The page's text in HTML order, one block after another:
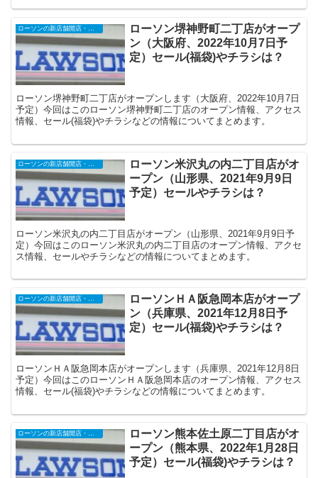
ローソンの新店舗開店・オープンセール
ローソン堺神野町二丁店がオープ
ン（大阪府、2022年10月7日予
定）セール(福袋)やチラシは？
ローソン堺神野町二丁店がオープンします（大阪府、2022年10月7日
予定）今回はこのローソン堺神野町二丁店のオープン情報、アクセス
情報、セール(福袋)やチラシなどの情報についてまとめます。
ローソン米沢丸の内二丁目店がオ
ープン（山形県、2021年9月9日
予定）セールやチラシは？
ローソン米沢丸の内二丁目店がオープン（山形県、2021年9月9日予
定）今回はこのローソン米沢丸の内二丁目店のオープン情報、アクセ
ス情報、セールやチラシなどの情報についてまとめます。
ローソンの新店舗開店・オープンセール
ローソンＨＡ阪急岡本店がオープ
ン（兵庫県、2021年12月8日予
定）セール(福袋)やチラシは？
ローソンＨＡ阪急岡本店がオープンします（兵庫県、2021年12月8日
予定）今回はこのローソンＨＡ阪急岡本店のオープン情報、アクセス
情報、セール(福袋)やチラシなどの情報についてまとめます。
ローソンの新店舗開店・オープンセール
ローソン熊本佐土原二丁目店がオ
ープン（熊本県、2022年1月28日
予定）セール(福袋)やチラシは？